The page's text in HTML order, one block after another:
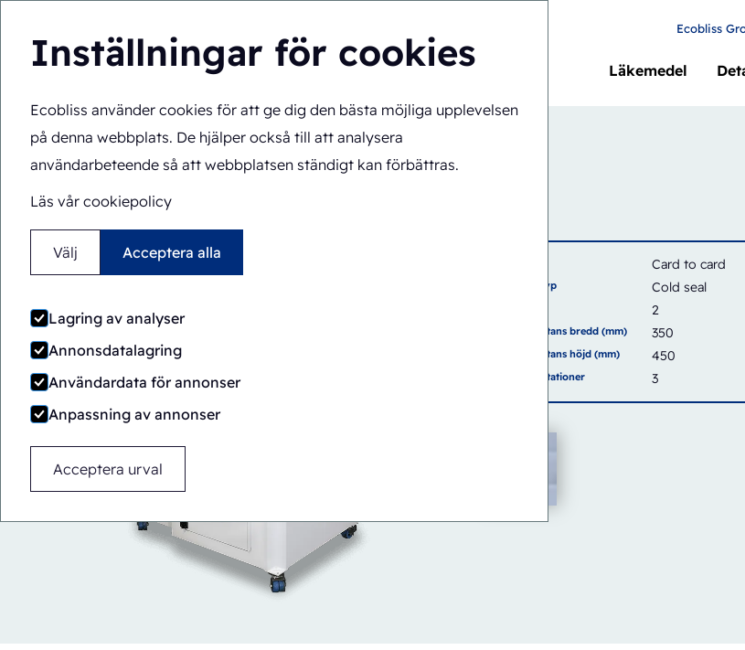
Inställningar för cookies
Ecobliss använder cookies för att ge dig den bästa möjliga upplevelsen
på denna webbplats. De hjälper också till att analysera
användarbeteende så att webbplatsen ständigt kan förbättras.
Läs vår cookiepolicy
Välj Acceptera alla
Lagring av analyser
Annonsdatalagring
Användardata för annonser
Anpassning av annonser
Acceptera urval
Läkemedel
Ecobliss
Du befinner dig här: Hem > Förpackningsmaskiner > ERB/PH4-1418-CS
HalvautomatiskRotary
ERB/PH4-1418-CS
Card to card
Förseglingstyp Cold seal
2
Förseglingsytans bredd (mm) 350
Förseglingsytans höjd (mm) 450
Antal arbetsstationer 3